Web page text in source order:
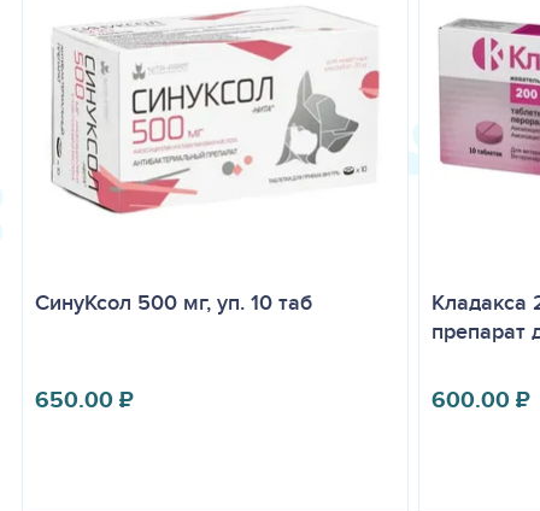
СинуКсол 500 мг, уп. 10 таб
650.00₽
Кладакса
препарат
600.00₽